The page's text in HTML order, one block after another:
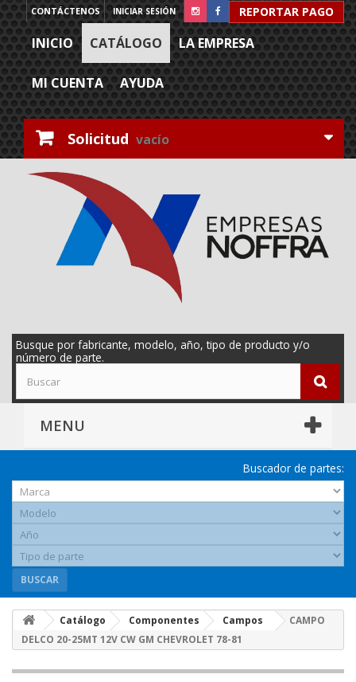
REPORTAR PAGO
INICIAR SESIÓN
CONTÁCTENOS
INICIO CATÁLOGO LA EMPRESA
MI CUENTA AYUDA
Solicitud vacío
Busque por fabricante, modelo, año, tipo de producto y/o
número de parte.
MENU
Buscador de partes:
BUSCAR
Catálogo Componentes Campos
CAMPO
DELCO 20-25MT 12V CW GM CHEVROLET 78-81